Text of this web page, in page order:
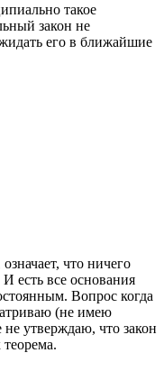
такое
закон не
его в ближайшие
что ничего
есть все основания
Вопрос когда
(не имею
утверждаю, что закон